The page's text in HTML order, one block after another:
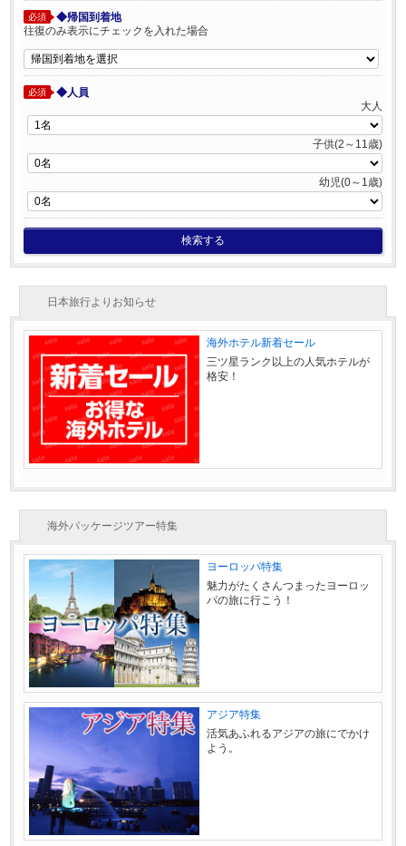
必須
◆帰国到着地
往復のみ表示にチェックを入れた場合
必須
◆人員
大人
子供(2～11歳)
幼児(0～1歳)
検索する
日本旅行よりお知らせ
海外ホテル新着セール
三ツ星ランク以上の人気ホテルが
格安！
海外パッケージツアー特集
ヨーロッパ特集
魅力がたくさんつまったヨーロッ
パの旅に行こう！
アジア特集
活気あふれるアジアの旅にでかけ
よう。